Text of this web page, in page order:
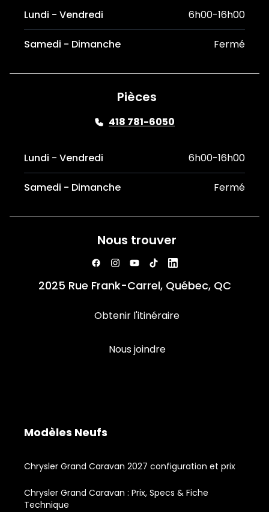
Lundi - Vendredi 6h00-16h00
Samedi - Dimanche Fermé
Pièces
418 781-6050
Lundi - Vendredi 6h00-16h00
Samedi - Dimanche Fermé
Nous trouver
2025 Rue Frank-Carrel, Québec, QC
Obtenir l'itinéraire
Nous joindre
Modèles Neufs
Chrysler Grand Caravan 2027 configuration et prix
Chrysler Grand Caravan : Prix, Specs & Fiche
Technique